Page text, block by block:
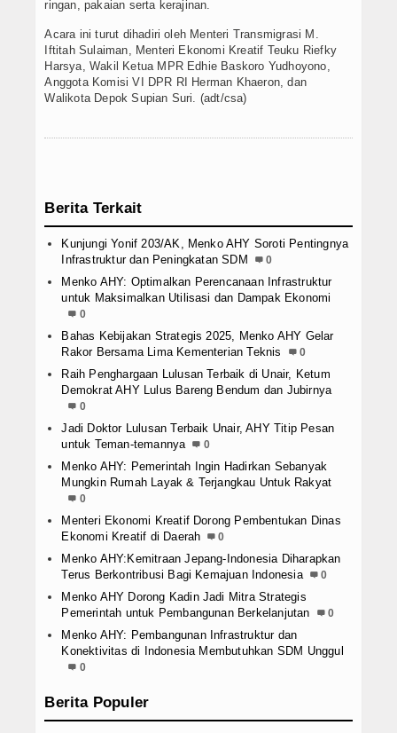
ringan, pakaian serta kerajinan.
Acara ini turut dihadiri oleh Menteri Transmigrasi M.
Iftitah Sulaiman, Menteri Ekonomi Kreatif Teuku Riefky
Harsya, Wakil Ketua MPR Edhie Baskoro Yudhoyono,
Anggota Komisi VI DPR RI Herman Khaeron, dan
Walikota Depok Supian Suri. (adt/csa)
Berita Terkait
Kunjungi Yonif 203/AK, Menko AHY Soroti Pentingnya
Infrastruktur dan Peningkatan SDM
0
Menko AHY: Optimalkan Perencanaan Infrastruktur
untuk Maksimalkan Utilisasi dan Dampak Ekonomi
0
Bahas Kebijakan Strategis 2025, Menko AHY Gelar
Rakor Bersama Lima Kementerian Teknis
0
Raih Penghargaan Lulusan Terbaik di Unair, Ketum
Demokrat AHY Lulus Bareng Bendum dan Jubirnya
0
Jadi Doktor Lulusan Terbaik Unair, AHY Titip Pesan
untuk Teman-temannya
0
Menko AHY: Pemerintah Ingin Hadirkan Sebanyak
Mungkin Rumah Layak & Terjangkau Untuk Rakyat
0
Menteri Ekonomi Kreatif Dorong Pembentukan Dinas
Ekonomi Kreatif di Daerah
0
Menko AHY:Kemitraan Jepang-Indonesia Diharapkan
Terus Berkontribusi Bagi Kemajuan Indonesia
0
Menko AHY Dorong Kadin Jadi Mitra Strategis
Pemerintah untuk Pembangunan Berkelanjutan
0
Menko AHY: Pembangunan Infrastruktur dan
Konektivitas di Indonesia Membutuhkan SDM Unggul
0
Berita Populer